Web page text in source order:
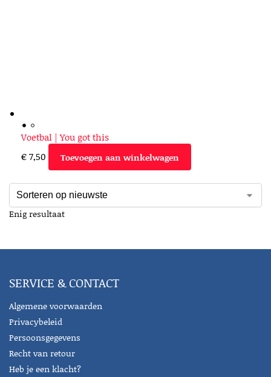
Voetbal | You got this
€7,50 Toevoegen aan winkelwagen
Enig resultaat
SERVICE & CONTACT
Algemene voorwaarden
Privacybeleid
Persoonsgegevens
Recht van retour
Heb je een klacht?